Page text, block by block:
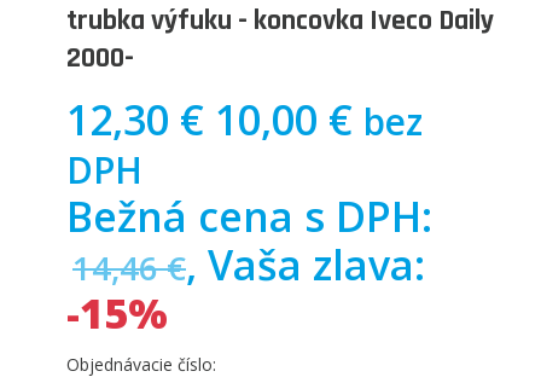
trubka výfuku - koncovka Iveco Daily
2000-
12,30 € 10,00 € bez
DPH
Bežná cena s DPH:
14,46 €, Vaša zlava:
-15%
Objednávacie číslo: